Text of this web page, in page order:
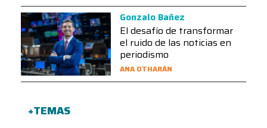
Gonzalo Bañez
El desafío de transformar
el ruido de las noticias en
periodismo
ANA OTHARÁN
+TEMAS